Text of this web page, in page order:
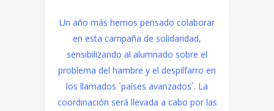
Un año más hemos pensado colaborar
en esta campaña de solidaridad,
sensibilizando al alumnado sobre el
problema del hambre y el despilfarro en
los llamados `países avanzados´. La
coordinación será llevada a cabo por las